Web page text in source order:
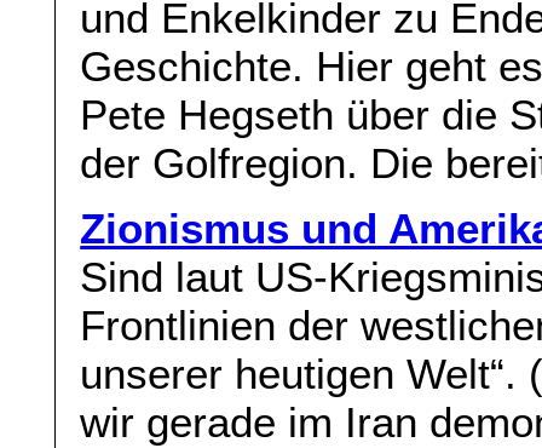
und Enkelkinder zu
Geschichte. Hier geht
Pete Hegseth über die
der Golfregion. Die
Zionismus und
Sind laut US-
Frontlinien der
unserer heutigen Welt“.
wir gerade im Iran